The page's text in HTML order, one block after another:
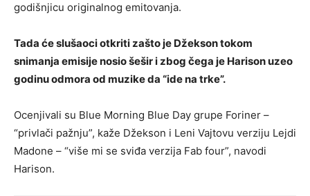
godišnjicu originalnog emitovanja.
Tada će slušaoci otkriti zašto je Džekson tokom
snimanja emisije nosio šešir i zbog čega je Harison uzeo
godinu odmora od muzike da “ide na trke”.
Ocenjivali su Blue Morning Blue Day grupe Foriner –
“privlači pažnju”, kaže Džekson i Leni Vajtovu verziju Lejdi
Madone – “više mi se sviđa verzija Fab four”, navodi
Harison.